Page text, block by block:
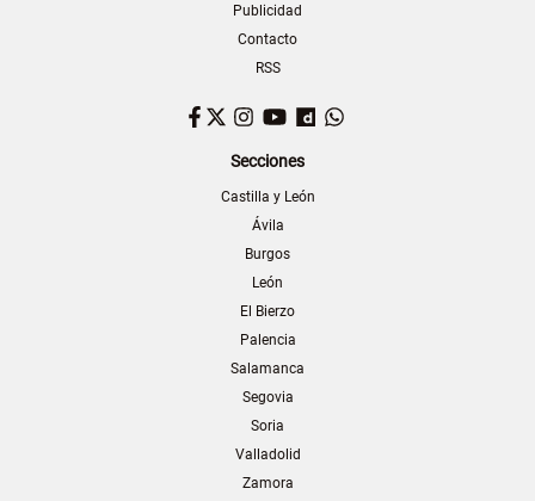
Publicidad
Contacto
RSS
Facebook
TwitterInstagram
YouTubeDailymotion
Secciones
Castilla y León
Ávila
Burgos
León
El Bierzo
Palencia
Salamanca
Segovia
Soria
Valladolid
Zamora